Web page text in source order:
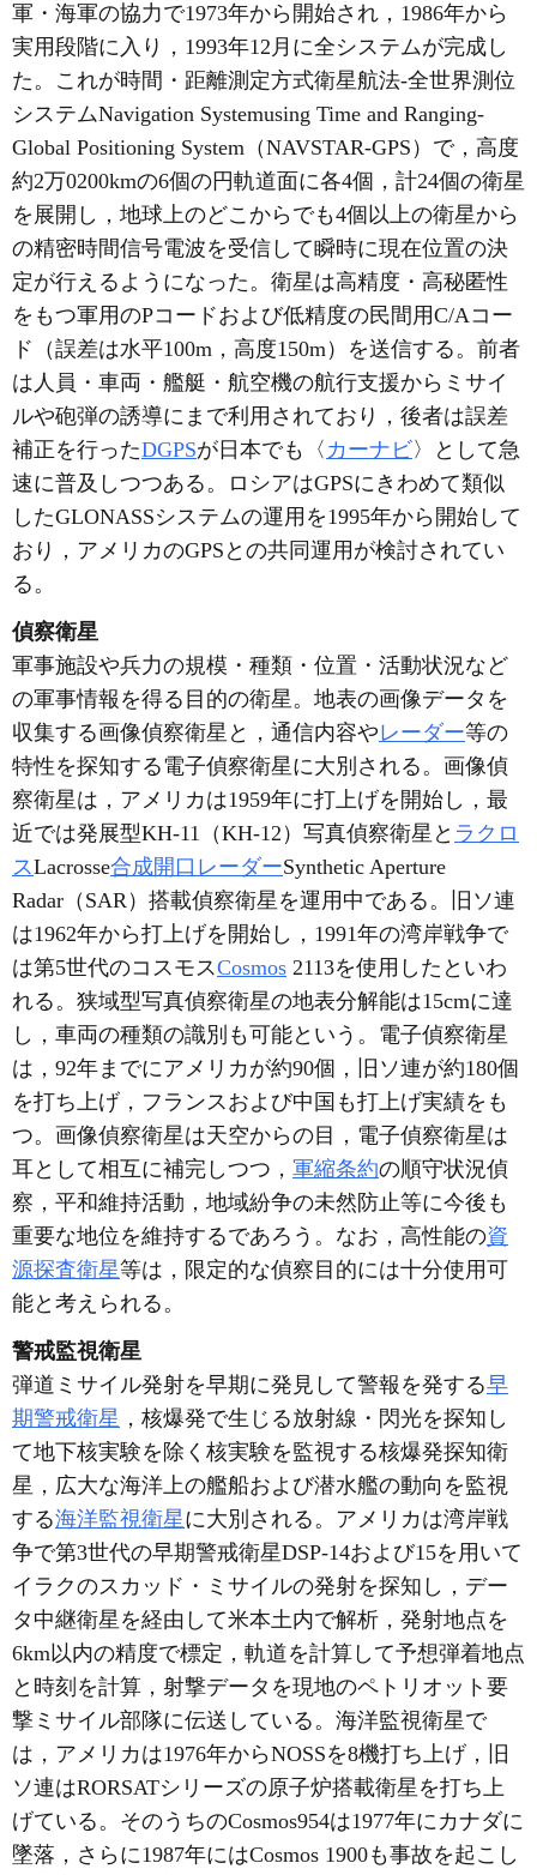
軍・海軍の協力で1973年から開始され，1986年から
実用段階に入り，1993年12月に全システムが完成し
た。これが時間・距離測定方式衛星航法-全世界測位
システムNavigation Systemusing Time and Ranging-
Global Positioning System（NAVSTAR-GPS）で，高度
約2万0200kmの6個の円軌道面に各4個，計24個の衛星
を展開し，地球上のどこからでも4個以上の衛星から
の精密時間信号電波を受信して瞬時に現在位置の決
定が行えるようになった。衛星は高精度・高秘匿性
をもつ軍用のPコードおよび低精度の民間用C/Aコー
ド（誤差は水平100m，高度150m）を送信する。前者
は人員・車両・艦艇・航空機の航行支援からミサイ
ルや砲弾の誘導にまで利用されており，後者は誤差
補正を行ったDGPSが日本でも〈 カーナビ〉として急
速に普及しつつある。ロシアはGPSにきわめて類似
したGLONASSシステムの運用を1995年から開始して
おり，アメリカのGPSとの共同運用が検討されてい
る。
偵察衛星
軍事施設や兵力の規模・種類・位置・活動状況など
の軍事情報を得る目的の衛星。地表の画像データを
収集する画像偵察衛星と，通信内容やレーダー等の
特性を探知する電子偵察衛星に大別される。画像偵
察衛星は，アメリカは1959年に打上げを開始し，最
近では発展型KH-11（KH-12）写真偵察衛星と ラクロ
スLacrosse合成開口レーダーSynthetic Aperture
Radar（SAR）搭載偵察衛星を運用中である。旧ソ連
は1962年から打上げを開始し，1991年の湾岸戦争で
は第5世代のコスモスCosmos 2113を使用したといわ
れる。狭域型写真偵察衛星の地表分解能は15cmに達
し，車両の種類の識別も可能という。電子偵察衛星
は，92年までにアメリカが約90個，旧ソ連が約180個
を打ち上げ，フランスおよび中国も打上げ実績をも
つ。画像偵察衛星は天空からの目，電子偵察衛星は
耳として相互に補完しつつ， 軍縮条約の順守状況偵
察，平和維持活動，地域紛争の未然防止等に今後も
重要な地位を維持するであろう。なお，高性能の資
源探査衛星等は，限定的な偵察目的には十分使用可
能と考えられる。
警戒監視衛星
弾道ミサイル発射を早期に発見して警報を発する早
期警戒衛星 ，核爆発で生じる放射線・閃光を探知し
て地下核実験を除く核実験を監視する核爆発探知衛
星，広大な海洋上の艦船および潜水艦の動向を監視
する海洋監視衛星に大別される。アメリカは湾岸戦
争で第3世代の早期警戒衛星DSP-14および15を用いて
イラクのスカッド・ミサイルの発射を探知し，デー
タ中継衛星を経由して米本土内で解析，発射地点を
6km以内の精度で標定，軌道を計算して予想弾着地点
と時刻を計算，射撃データを現地のペトリオット要
撃ミサイル部隊に伝送している。海洋監視衛星で
は，アメリカは1976年からNOSSを8機打ち上げ，旧
ソ連はRORSATシリーズの原子炉搭載衛星を打ち上
げている。そのうちのCosmos954は1977年にカナダに
墜落，さらに1987年にはCosmos 1900も事故を起こし